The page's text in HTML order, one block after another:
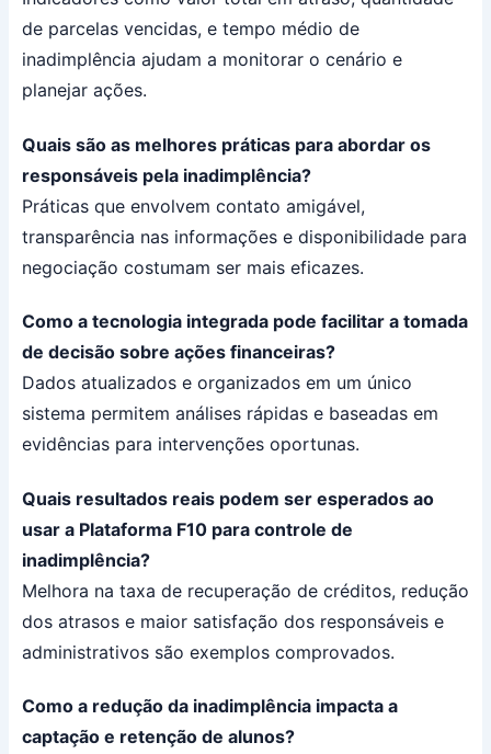
de parcelas vencidas, e tempo médio de
inadimplência ajudam a monitorar o cenário e
planejar ações.
Quais são as melhores práticas para abordar os
responsáveis pela inadimplência?
Práticas que envolvem contato amigável,
transparência nas informações e disponibilidade para
negociação costumam ser mais eficazes.
Como a tecnologia integrada pode facilitar a tomada
de decisão sobre ações financeiras?
Dados atualizados e organizados em um único
sistema permitem análises rápidas e baseadas em
evidências para intervenções oportunas.
Quais resultados reais podem ser esperados ao
usar a Plataforma F10 para controle de
inadimplência?
Melhora na taxa de recuperação de créditos, redução
dos atrasos e maior satisfação dos responsáveis e
administrativos são exemplos comprovados.
Como a redução da inadimplência impacta a
captação e retenção de alunos?